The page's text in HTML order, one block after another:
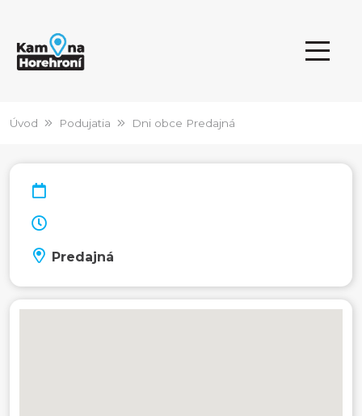
Úvod Podujatia Dni obce Predajná
Predajná